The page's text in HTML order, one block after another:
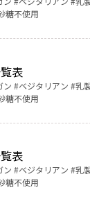
糖不使用
表
ン ベジタリアン 乳
糖不使用
表
ン ベジタリアン 乳
糖不使用